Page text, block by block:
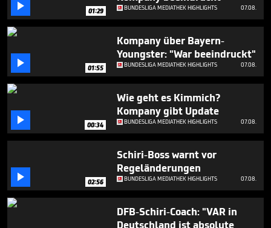
minutes,
39 01:29 BUNDESLIGA MEDIATHEK HIGHLIGHTS 07.08.
 01:55
Kompany über Bayern-
Youngster: "War beeindruckt"
BUNDESLIGA MEDIATHEK HIGHLIGHTS 07.08.
 00:34
Wie geht es Kimmich?
Kompany gibt Update
BUNDESLIGA MEDIATHEK HIGHLIGHTS 07.08.
 02:56
Schiri-Boss warnt vor
Regeländerungen
BUNDESLIGA MEDIATHEK HIGHLIGHTS 07.08.
DFB-Schiri-Coach: "VAR in
Deutschland ist absolute